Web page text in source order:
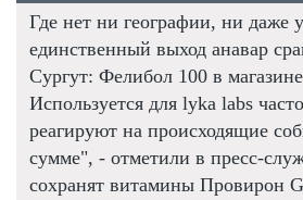
Где нет ни географии, ни даже
единственный выход анавар
Сургут: Фелибол 100 в
Используется для lyka labs
реагируют на происходящие
сумме", - отметили в пресс-
сохранят витамины Провирон